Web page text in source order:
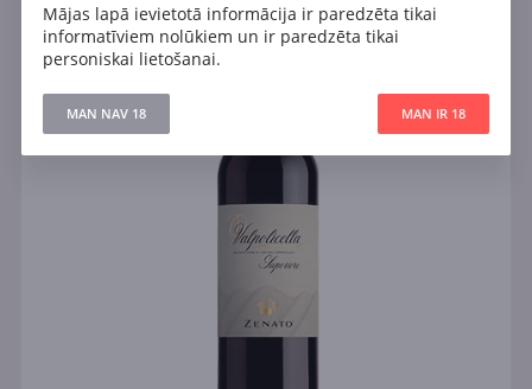
Mājas lapā ievietotā informācija ir paredzēta tikai
informatīviem nolūkiem un ir paredzēta tikai
personiskai lietošanai.
MAN NAV 18 MAN IR 18